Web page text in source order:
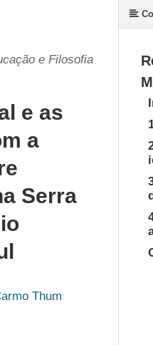
e Filosofia
e as
a
Serra
Thum